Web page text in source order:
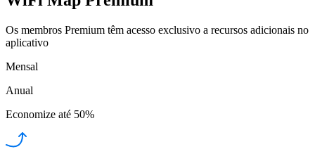
Os membros Premium têm acesso exclusivo a recursos adicionais no
aplicativo
Mensal
Anual
Economize até 50%